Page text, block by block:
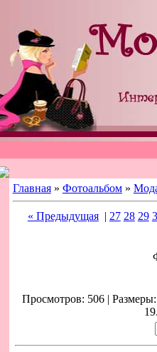
Главная» Фотоальбом»
« Предыдущая| 27 28 29
Просмотров: 506 |